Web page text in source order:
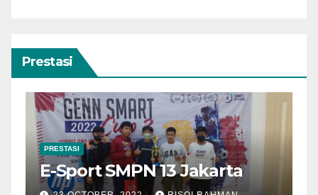
Prestasi
PRESTASI
E-Sport SMPN 13 Jakarta